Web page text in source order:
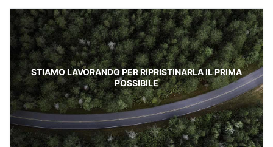
STIAMO LAVORANDO PER RIPRISTINARLA IL PRIMA
POSSIBILE